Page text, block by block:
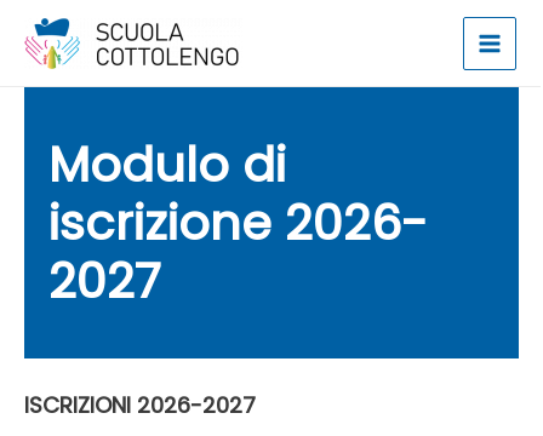
Main
Modulo di
iscrizione 2026-
2027
ISCRIZIONI 2026-2027